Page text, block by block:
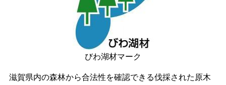
びわ湖材マーク
滋賀県内の森林から合法性を確認できる伐採された原木